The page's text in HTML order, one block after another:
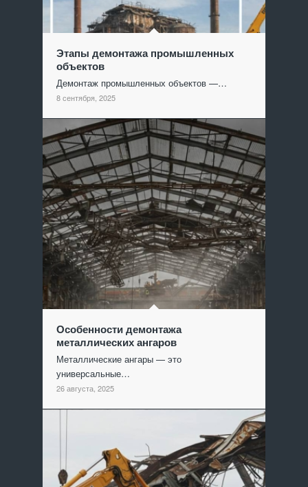
Этапы демонтажа промышленных
объектов
Демонтаж промышленных объектов —…
8 сентября, 2025
Особенности демонтажа
металлических ангаров
Металлические ангары — это
универсальные…
26 августа, 2025